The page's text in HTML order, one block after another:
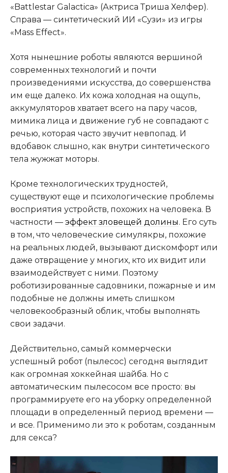
«Battlestar Galactica» (Актриса Триша Хелфер).
Справа — синтетический ИИ «Сузи» из игры
«Mass Effect».
Хотя нынешние роботы являются вершиной
современных технологий и почти
произведениями искусства, до совершенства
им еще далеко. Их кожа холодная на ощупь,
аккумуляторов хватает всего на пару часов,
мимика лица и движение губ не совпадают с
речью, которая часто звучит невпопад. И
вдобавок слышно, как внутри синтетического
тела жужжат моторы.
Кроме технологических трудностей,
существуют еще и психологические проблемы
восприятия устройств, похожих на человека. В
частности — эффект зловещей долины. Его суть
в том, что человеческие симулякры, похожие
на реальных людей, вызывают дискомфорт или
даже отвращение у многих, кто их видит или
взаимодействует с ними. Поэтому
роботизированные садовники, пожарные и им
подобные не должны иметь слишком
человекообразный облик, чтобы выполнять
свои задачи.
Действительно, самый коммерчески
успешный робот (пылесос) сегодня выглядит
как огромная хоккейная шайба. Но с
автоматическим пылесосом все просто: вы
программируете его на уборку определенной
площади в определенный период времени —
и все. Применимо ли это к роботам, созданным
для секса?